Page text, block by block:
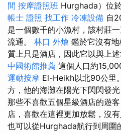
間 按摩證照班 Hurghada）位
帳士 證照 找工作 冷凍設備 自
是一個數千的小漁村，該村莊
流通。 林口 外燴 鑑於它沒有
質上只是酒店，因此它以與上
中國術館推薦 這個人口約
運動按摩 El-Heikh以北90公里
方，他的海灘在陽光下閃閃發
那些不喜歡五個星級酒店的遊
店，喜歡在這裡更加放鬆，沒
也可以從Hurghada航行到周圍